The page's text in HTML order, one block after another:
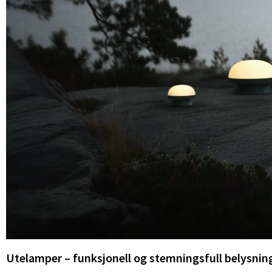
Utelamper – funksjonell og stemningsfull